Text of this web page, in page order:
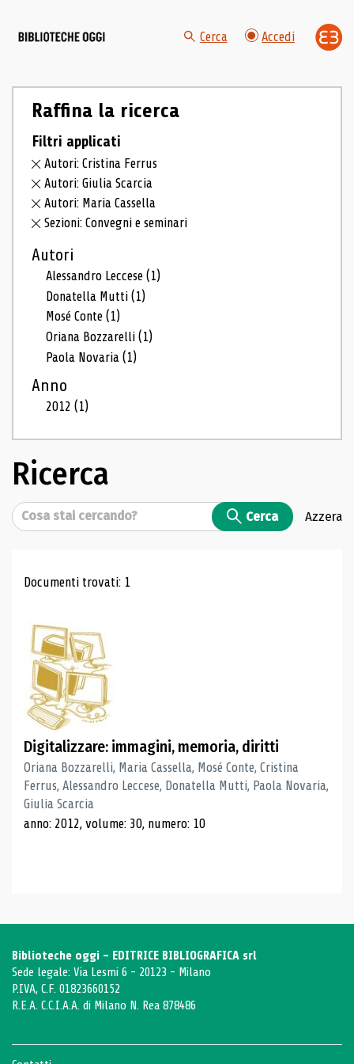
Cerca Accedi
Raffina la ricerca
Filtri applicati
Autori: Cristina Ferrus
Autori: Giulia Scarcia
Autori: Maria Cassella
Sezioni: Convegni e seminari
Autori
Alessandro Leccese(1)
Donatella Mutti(1)
Mosé Conte(1)
Oriana Bozzarelli(1)
Paola Novaria(1)
Anno
2012(1)
Ricerca
Cerca Cerca Azzera
Risultati di ricerca
Documenti trovati: 1
Digitalizzare: immagini, memoria, diritti
Oriana Bozzarelli, Maria Cassella, Mosé Conte, Cristina
Ferrus, Alessandro Leccese, Donatella Mutti, Paola Novaria,
Giulia Scarcia
anno: 2012, volume: 30, numero: 10
Biblioteche oggi - EDITRICE BIBLIOGRAFICA srl
Sede legale: Via Lesmi 6 - 20123 - Milano
P.IVA, C.F. 01823660152
R.E.A. C.C.I.A.A. di Milano N. Rea 878486